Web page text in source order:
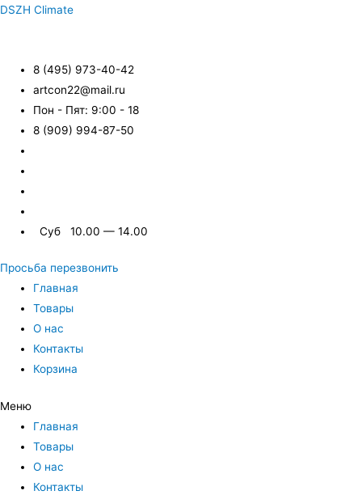
DSZH Climate
8 (495) 973-40-42
artcon22@mail.ru
Пон - Пят: 9:00 - 18
8 (909) 994-87-50
Суб 10.00 — 14.00
Просьба перезвонить
Главная
Товары
О нас
Контакты
Корзина
Меню
Главная
Товары
О нас
Контакты